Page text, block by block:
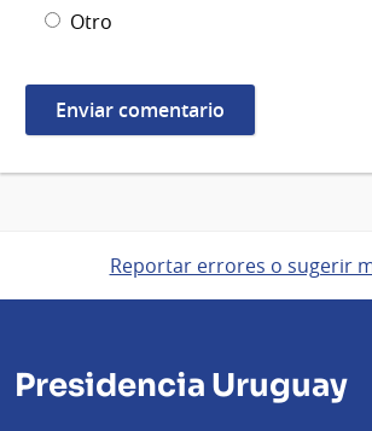
Otro
Reportar errores o sugerir
Presidencia Uruguay